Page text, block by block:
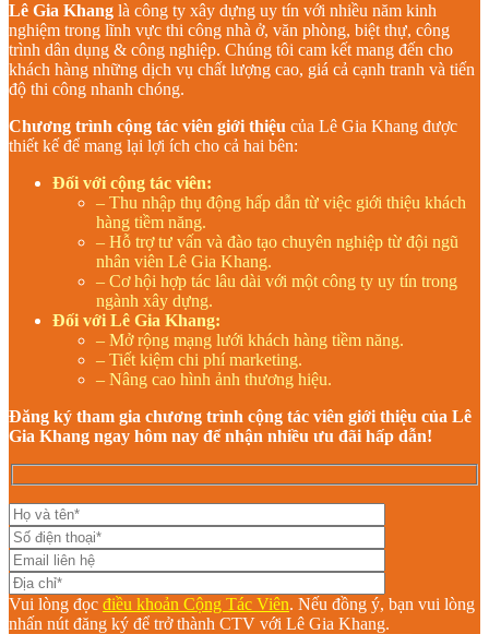
Lê Gia Khang là công ty xây dựng uy tín với nhiều năm kinh
nghiệm trong lĩnh vực thi công nhà ở, văn phòng, biệt thự, công
trình dân dụng & công nghiệp. Chúng tôi cam kết mang đến cho
khách hàng những dịch vụ chất lượng cao, giá cả cạnh tranh và tiến
độ thi công nhanh chóng.
Chương trình cộng tác viên giới thiệu của Lê Gia Khang được
thiết kế để mang lại lợi ích cho cả hai bên:
Đối với cộng tác viên:
– Thu nhập thụ động hấp dẫn từ việc giới thiệu khách
hàng tiềm năng.
– Hỗ trợ tư vấn và đào tạo chuyên nghiệp từ đội ngũ
nhân viên Lê Gia Khang.
– Cơ hội hợp tác lâu dài với một công ty uy tín trong
ngành xây dựng.
Đối với Lê Gia Khang:
– Mở rộng mạng lưới khách hàng tiềm năng.
– Tiết kiệm chi phí marketing.
– Nâng cao hình ảnh thương hiệu.
Đăng ký tham gia chương trình cộng tác viên giới thiệu của Lê
Gia Khang ngay hôm nay để nhận nhiều ưu đãi hấp dẫn!
Vui lòng đọc điều khoản Cộng Tác Viên. Nếu đồng ý, bạn vui lòng
nhấn nút đăng ký để trở thành CTV với Lê Gia Khang.